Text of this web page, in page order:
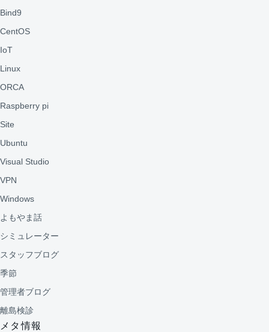
Bind9
CentOS
IoT
Linux
ORCA
Raspberry pi
Site
Ubuntu
Visual Studio
VPN
Windows
よもやま話
シミュレーター
スタッフブログ
季節
管理者ブログ
離島検診
メタ情報